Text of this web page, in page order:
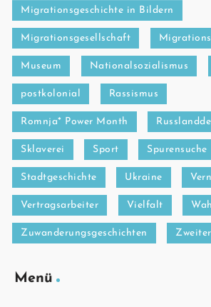
Migrationsgeschichte in Bildern
Migrationsgesellschaft
Museum Nationalsozialismus
postkolonial Rassismus
Romnja* Power Month
Sklaverei Sport Spurensuche
Stadtgeschichte Ukraine
Vertragsarbeiter Vielfalt
Zuwanderungsgeschichten
Menü